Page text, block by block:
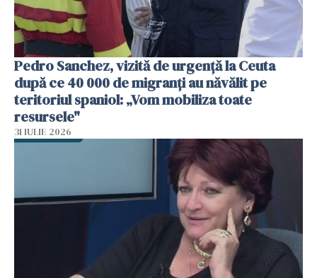
Pedro Sanchez, vizită de urgență la Ceuta
după ce 40 000 de migranți au năvălit pe
teritoriul spaniol: „Vom mobiliza toate
resursele"
31 IULIE 2026